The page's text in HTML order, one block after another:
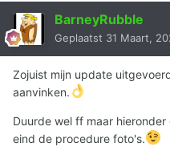
BarneyRubble
Geplaatst 31 Maart,
Zojuist mijn update
aanvinken.
Duurde wel ff maar
eind de procedure foto's.